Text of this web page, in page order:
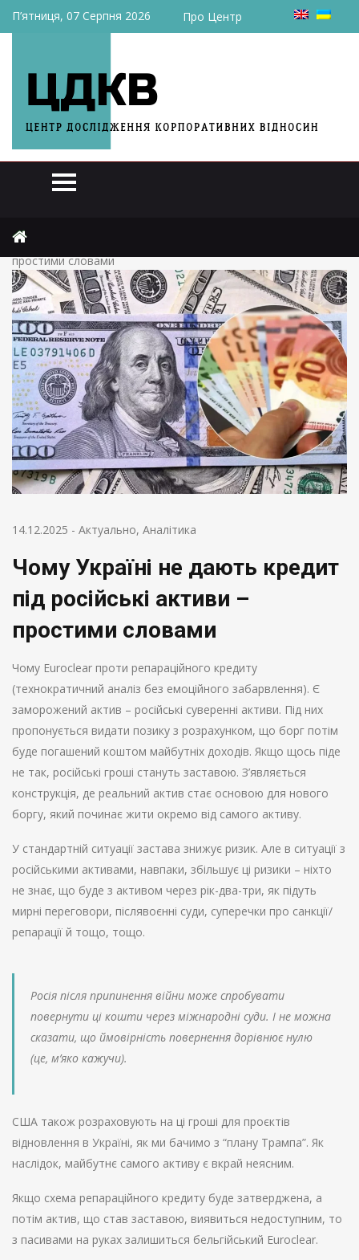
П’ятниця, 07 Серпня 2026 Про Центр
Чому Україні не дають кредит під російські активи –
простими словами
14.12.2025 - Актуально, Аналітика
Чому Україні не дають кредит
під російські активи –
простими словами
Чому Euroclear проти репараційного кредиту
(технократичний аналіз без емоційного забарвлення). Є
заморожений актив – російські суверенні активи. Під них
пропонується видати позику з розрахунком, що борг потім
буде погашений коштом майбутніх доходів. Якщо щось піде
не так, російські гроші стануть заставою. З’являється
конструкція, де реальний актив стає основою для нового
боргу, який починає жити окремо від самого активу.
У стандартній ситуації застава знижує ризик. Але в ситуації з
російськими активами, навпаки, збільшує ці ризики – ніхто
не знає, що буде з активом через рік-два-три, як підуть
мирні переговори, післявоєнні суди, суперечки про санкції/
репарації й тощо, тощо.
Росія після припинення війни може спробувати
повернути ці кошти через міжнародні суди. І не можна
сказати, що ймовірність повернення дорівнює нулю
(це, м’яко кажучи).
США також розраховують на ці гроші для проєктів
відновлення в Україні, як ми бачимо з “плану Трампа”. Як
наслідок, майбутнє самого активу є вкрай неясним.
Якщо схема репараційного кредиту буде затверджена, а
потім актив, що став заставою, виявиться недоступним, то
з пасивами на руках залишиться бельгійський Euroclear.